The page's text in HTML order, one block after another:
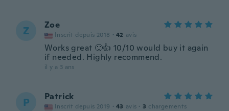
Z Zoe
Inscrit depuis 2018 · 42 avis
Works great 🙂👍 10/10 would buy it again
if needed. Highly recommend.
il y a 3 ans
P Patrick
Inscrit depuis 2019 · 43 avis · 3 chargements